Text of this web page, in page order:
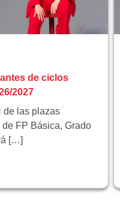
de ciclos
2027
de las plazas
FP Básica, Grado
[…]